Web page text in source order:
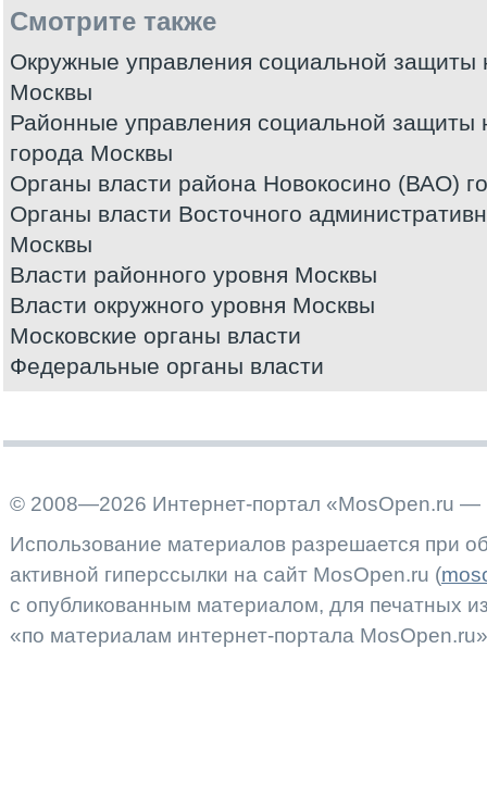
Смотрите также
Окружные управления социальной защиты
Москвы
Районные управления социальной
города Москвы
Органы власти района Новокосино (ВАО)
Органы власти Восточного
Москвы
Власти районного уровня Москвы
Власти окружного уровня Москвы
Московские органы власти
Федеральные органы власти
© 2008—2026 Интернет-портал «MosOpen.ru —
Использование материалов разрешается при
активной гиперссылки на сайт MosOpen.ru (
с опубликованным материалом, для печатных
«по материалам интернет-портала